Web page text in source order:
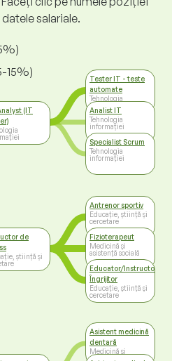
salariale.
15%)
(IT
de
știință și
Tester IT - teste
automate
Tehnologia
informației
Analist IT
Tehnologia
informației
Specialist Scrum
Tehnologia
informației
Antrenor sportiv
Educație, știință și
cercetare
Fizioterapeut
Medicină și
asistență socială
Educator/Instructor/
Îngrijitor
Educație, știință și
cercetare
Asistent medicină
dentară
Medicină și
asistență socială